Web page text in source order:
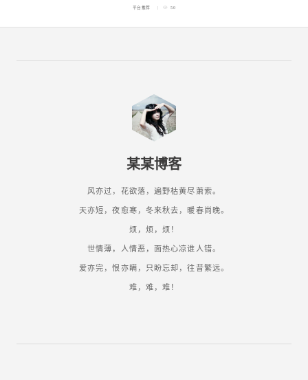
平台推荐 50
某某博客
风亦过，花欲落，遍野枯黄尽萧索。
天亦短，夜愈寒，冬来秋去，暖春尚晚。
烦，烦，烦！
世情薄，人情恶，面热心凉谁人错。
爱亦完，恨亦瞒，只盼忘却，往昔繁远。
难，难，难！